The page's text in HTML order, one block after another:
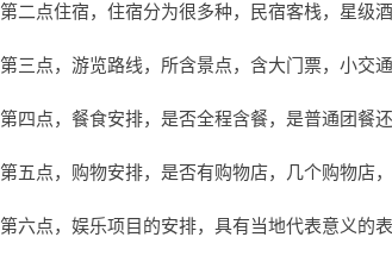
第二点住宿，住宿分为很多种，民宿客栈，星级酒
第三点，游览路线，所含景点，含大门票，小交通
第四点，餐食安排，是否全程含餐，是普通团餐还
第五点，购物安排，是否有购物店，几个购物店
第六点，娱乐项目的安排，具有当地代表意义的